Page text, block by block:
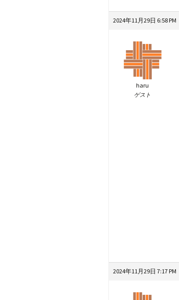
2024年11月29日 6:58 PM
haru
ゲスト
2024年11月29日 7:17 PM